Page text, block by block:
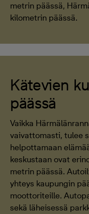
metrin päässä,
kilometrin päässä.
Kätevien
päässä
Vaikka
vaivattomasti, tulee
helpottamaan
keskustaan ovat
metrin päässä.
yhteys kaupungin
moottoriteille.
sekä läheisessä